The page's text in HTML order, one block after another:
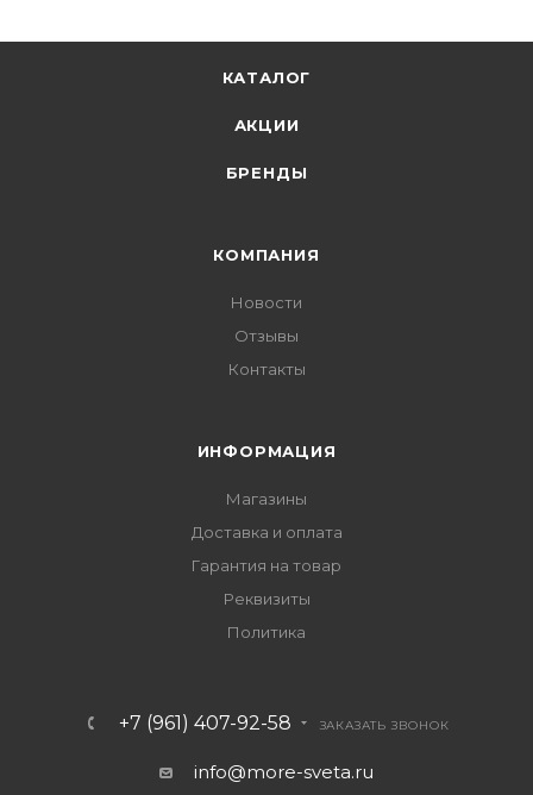
КАТАЛОГ
АКЦИИ
БРЕНДЫ
КОМПАНИЯ
Новости
Отзывы
Контакты
ИНФОРМАЦИЯ
Магазины
Доставка и оплата
Гарантия на товар
Реквизиты
Политика
+7 (961) 407-92-58 ЗАКАЗАТЬ ЗВОНОК
info@more-sveta.ru